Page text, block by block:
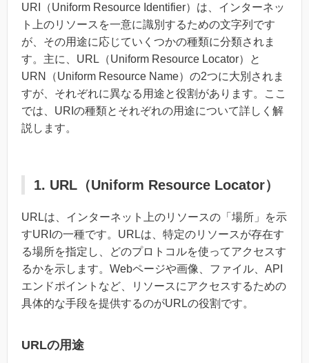
URI（Uniform Resource Identifier）は、インターネッ
ト上のリソースを一意に識別するための文字列です
が、その用途に応じていくつかの種類に分類されま
す。主に、URL（Uniform Resource Locator）と
URN（Uniform Resource Name）の2つに大別されま
すが、それぞれに異なる用途と役割があります。ここ
では、URIの種類とそれぞれの用途について詳しく解
説します。
1. URL（Uniform Resource Locator）
URLは、インターネット上のリソースの「場所」を示
すURIの一種です。URLは、特定のリソースが存在す
る場所を指定し、どのプロトコルを使ってアクセスす
るかを示します。Webページや画像、ファイル、API
エンドポイントなど、リソースにアクセスするための
具体的な手段を提供するのがURLの役割です。
URLの用途